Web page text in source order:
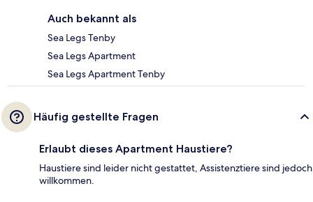
Auch bekannt als
Sea Legs Tenby
Sea Legs Apartment
Sea Legs Apartment Tenby
Häufig gestellte Fragen
Erlaubt dieses Apartment Haustiere?
Haustiere sind leider nicht gestattet, Assistenztiere sind jedoch
willkommen.